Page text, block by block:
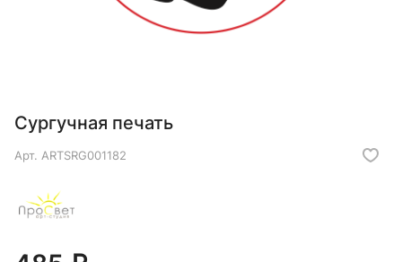
Сургучная печать
Арт. ARTSRG001182